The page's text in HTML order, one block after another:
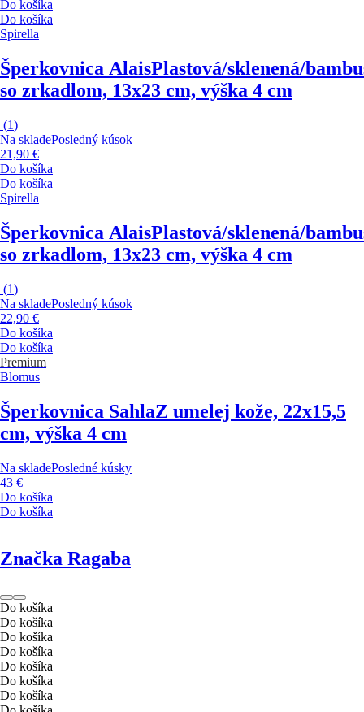
Do košíka
Do košíka
Spirella
Šperkovnica AlaisPlastová/sklenená/
so zrkadlom, 13x23 cm, výška 4 cm
(1)
Na skladePosledný kúsok
21,90 €
Do košíka
Do košíka
Spirella
Šperkovnica AlaisPlastová/sklenená/
so zrkadlom, 13x23 cm, výška 4 cm
(1)
Na skladePosledný kúsok
22,90 €
Do košíka
Do košíka
Premium
Blomus
Šperkovnica SahlaZ umelej kože, 22x15,5
cm, výška 4 cm
Na skladePosledné kúsky
43 €
Do košíka
Do košíka
Značka Ragaba
Do košíka
Do košíka
Do košíka
Do košíka
Do košíka
Do košíka
Do košíka